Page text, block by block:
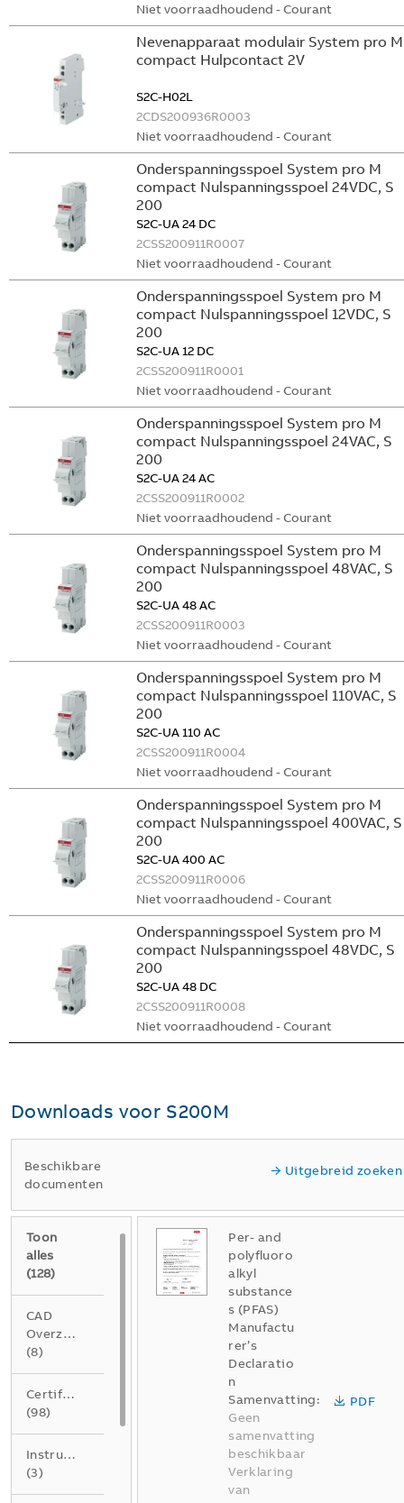
Niet voorraadhoudend - Courant
Nevenapparaat modulair System pro M
compact Hulpcontact 2V
S2C-H02L
2CDS200936R0003
Niet voorraadhoudend - Courant
Onderspanningsspoel System pro M
compact Nulspanningsspoel 24VDC, S
200
S2C-UA 24 DC
2CSS200911R0007
Niet voorraadhoudend - Courant
Onderspanningsspoel System pro M
compact Nulspanningsspoel 12VDC, S
200
S2C-UA 12 DC
2CSS200911R0001
Niet voorraadhoudend - Courant
Onderspanningsspoel System pro M
compact Nulspanningsspoel 24VAC, S
200
S2C-UA 24 AC
2CSS200911R0002
Niet voorraadhoudend - Courant
Onderspanningsspoel System pro M
compact Nulspanningsspoel 48VAC, S
200
S2C-UA 48 AC
2CSS200911R0003
Niet voorraadhoudend - Courant
Onderspanningsspoel System pro M
compact Nulspanningsspoel 110VAC, S
200
S2C-UA 110 AC
2CSS200911R0004
Niet voorraadhoudend - Courant
Onderspanningsspoel System pro M
compact Nulspanningsspoel 400VAC, S
200
S2C-UA 400 AC
2CSS200911R0006
Niet voorraadhoudend - Courant
Onderspanningsspoel System pro M
compact Nulspanningsspoel 48VDC, S
200
S2C-UA 48 DC
2CSS200911R0008
Niet voorraadhoudend - Courant
Downloads voor S200M
Beschikbare
documenten
Uitgebreid zoeken
Toon
alles
(128)
CAD
Overzichtstekening
(8)
Certificaat
(98)
Instructie
(3)
Per- and
polyfluoro
alkyl
substance
s (PFAS)
Manufactu
rer’s
Declaratio
n
Samenvatting:
Geen
samenvatting
beschikbaar
Verklaring
van
PDF